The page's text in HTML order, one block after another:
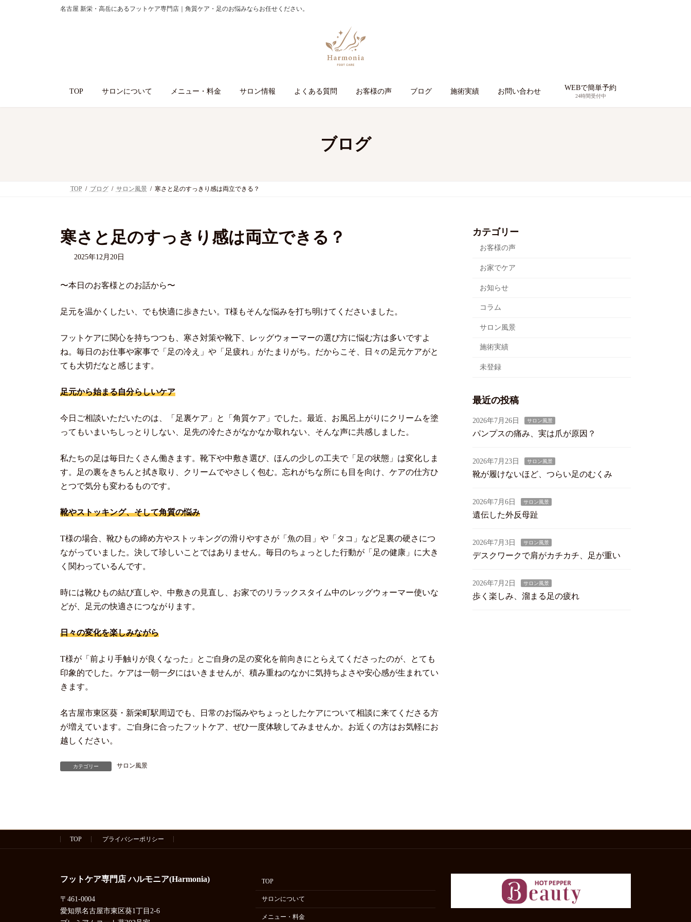
名古屋 新栄・高岳にあるフットケア専門店｜角質ケア・足のお悩みならお任せください。
TOP サロンについて メニュー・料金 サロン情報 よくある質問 お客様の声 ブログ 施術実績 お問い合わせ WEBで簡単予約
24時間受付中
ブログ
TOP ブログ サロン風景 寒さと足のすっきり感は両立できる？
寒さと足のすっきり感は両立できる？
2025年12月20日
〜本日のお客様とのお話から〜
足元を温かくしたい、でも快適に歩きたい。T様もそんな悩みを打ち明けてくださいました。
フットケアに関心を持ちつつも、寒さ対策や靴下、レッグウォーマーの選び方に悩む方は多いですよ
ね。毎日のお仕事や家事で「足の冷え」や「足疲れ」がたまりがち。だからこそ、日々の足元ケアがと
ても大切だなと感じます。
足元から始まる自分らしいケア
今日ご相談いただいたのは、「足裏ケア」と「角質ケア」でした。最近、お風呂上がりにクリームを塗
ってもいまいちしっとりしない、足先の冷たさがなかなか取れない、そんな声に共感しました。
私たちの足は毎日たくさん働きます。靴下や中敷き選び、ほんの少しの工夫で「足の状態」は変化しま
す。足の裏をきちんと拭き取り、クリームでやさしく包む。忘れがちな所にも目を向け、ケアの仕方ひ
とつで気分も変わるものです。
靴やストッキング、そして角質の悩み
T様の場合、靴ひもの締め方やストッキングの滑りやすさが「魚の目」や「タコ」など足裏の硬さにつ
ながっていました。決して珍しいことではありません。毎日のちょっとした行動が「足の健康」に大き
く関わっているんです。
時には靴ひもの結び直しや、中敷きの見直し、お家でのリラックスタイム中のレッグウォーマー使いな
どが、足元の快適さにつながります。
日々の変化を楽しみながら
T様が「前より手触りが良くなった」とご自身の足の変化を前向きにとらえてくださったのが、とても
印象的でした。ケアは一朝一夕にはいきませんが、積み重ねのなかに気持ちよさや安心感が生まれてい
きます。
名古屋市東区葵・新栄町駅周辺でも、日常のお悩みやちょっとしたケアについて相談に来てくださる方
が増えています。ご自身に合ったフットケア、ぜひ一度体験してみませんか。お近くの方はお気軽にお
越しください。
カテゴリー サロン風景
カテゴリー
お客様の声
お家でケア
お知らせ
コラム
サロン風景
施術実績
未登録
最近の投稿
2026年7月26日 サロン風景
パンプスの痛み、実は爪が原因？
2026年7月23日 サロン風景
靴が履けないほど、つらい足のむくみ
2026年7月6日 サロン風景
遺伝した外反母趾
2026年7月3日 サロン風景
デスクワークで肩がカチカチ、足が重い
2026年7月2日 サロン風景
歩く楽しみ、溜まる足の疲れ
TOP プライバシーポリシー
フットケア専門店 ハルモニア(Harmonia)
〒461-0004
愛知県名古屋市東区葵1丁目2-6
TOP
サロンについて
メニュー・料金